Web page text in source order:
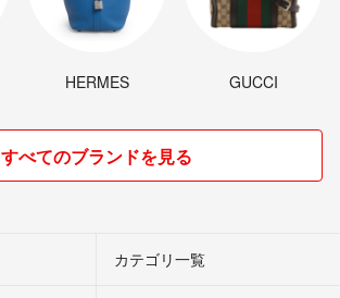
HERMES GUCCI
すべてのブランドを見る
カテゴリ一覧